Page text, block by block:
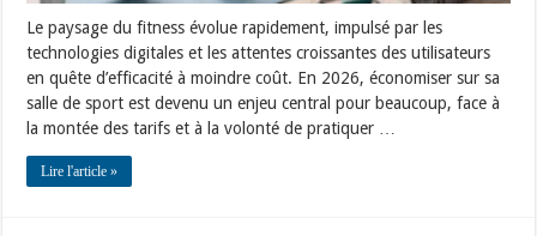
Le paysage du fitness évolue rapidement, impulsé par les
technologies digitales et les attentes croissantes des utilisateurs
en quête d’efficacité à moindre coût. En 2026, économiser sur sa
salle de sport est devenu un enjeu central pour beaucoup, face à
la montée des tarifs et à la volonté de pratiquer …
Lire l'article »